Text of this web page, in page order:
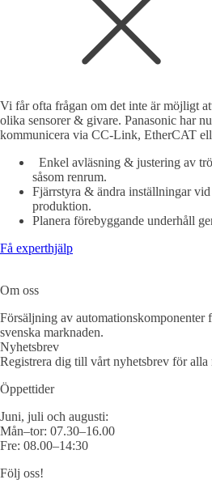
Vi får ofta frågan om det inte är möjligt
olika sensorer & givare. Panasonic har
kommunicera via CC-Link, EtherCAT
Enkel avläsning & justering av
såsom renrum.
Fjärrstyra & ändra inställningar
produktion.
Planera förebyggande underhåll
Få experthjälp
Om oss
Försäljning av automationskomponenter
svenska marknaden.
Nyhetsbrev
Registrera dig till vårt nyhetsbrev för
Öppettider
Juni, juli och augusti:
Mån–tor: 07.30–16.00
Fre: 08.00–14:30
Följ oss!